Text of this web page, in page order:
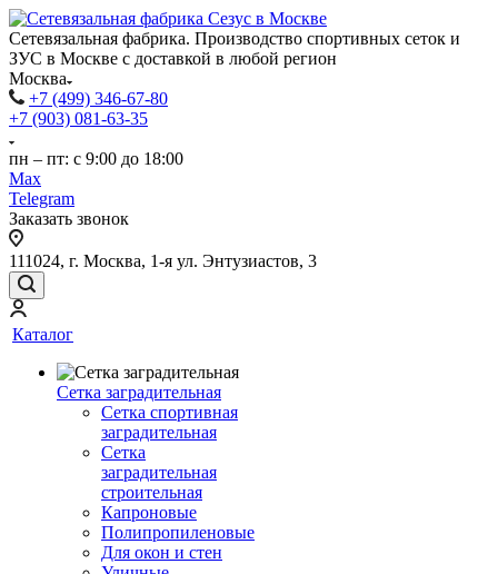
Сетевязальная фабрика. Производство спортивных сеток и
ЗУС в Москве с доставкой в любой регион
Москва
+7 (499) 346-67-80
+7 (903) 081-63-35
пн – пт: с 9:00 до 18:00
Max
Telegram
Заказать звонок
111024, г. Москва, 1-я ул. Энтузиастов, 3
Каталог
Сетка заградительная
Сетка спортивная
заградительная
Сетка
заградительная
строительная
Капроновые
Полипропиленовые
Для окон и стен